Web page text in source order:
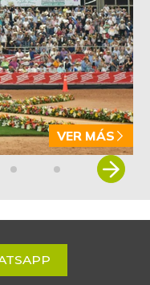
VER MÁS